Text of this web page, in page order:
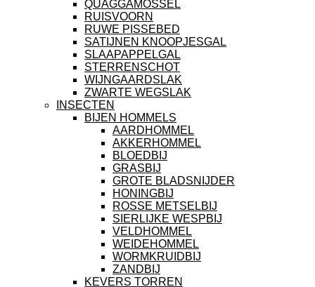
QUAGGAMOSSEL
RUISVOORN
RUWE PISSEBED
SATIJNEN KNOOPJESGAL
SLAAPAPPELGAL
STERRENSCHOT
WIJNGAARDSLAK
ZWARTE WEGSLAK
INSECTEN
BIJEN HOMMELS
AARDHOMMEL
AKKERHOMMEL
BLOEDBIJ
GRASBIJ
GROTE BLADSNIJDER
HONINGBIJ
ROSSE METSELBIJ
SIERLIJKE WESPBIJ
VELDHOMMEL
WEIDEHOMMEL
WORMKRUIDBIJ
ZANDBIJ
KEVERS TORREN